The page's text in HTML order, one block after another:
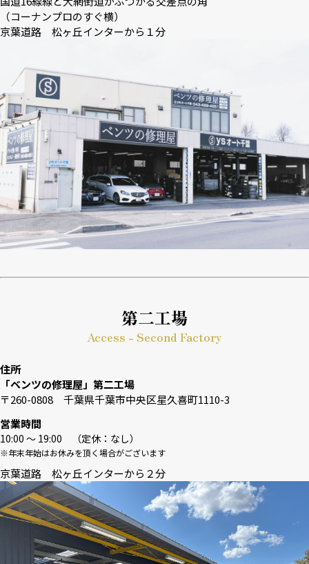
（コーナンプロのすぐ横）
京葉道路 松ヶ丘インターから１分
第二工場
Access - Second Factory
住所
「ベンツの修理屋」第二工場
〒260-0808 千葉県千葉市中央区星久喜町1110-3
営業時間
10:00 〜 19:00 （定休：なし）
※年末年始はお休みを頂く場合がございます
京葉道路 松ヶ丘インターから２分